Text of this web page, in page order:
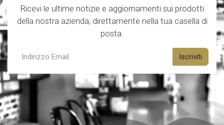
Ricevi le ultime notizie e aggiornamenti sui prodotti
della nostra azienda, direttamente nella tua casella di
posta.
Iscriviti